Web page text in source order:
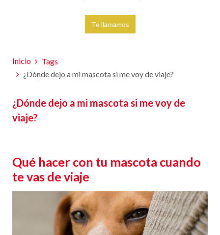
Inicio
Tags
¿Dónde dejo a mi mascota si me voy de viaje?
¿Dónde dejo a mi mascota si me voy de
viaje?
Qué hacer con tu mascota cuando
te vas de viaje